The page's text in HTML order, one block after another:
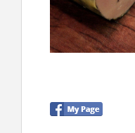
CONTACT